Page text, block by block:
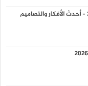
ديكورات منازل حديثة 2026 – أحدث الأفكار والتصاميم